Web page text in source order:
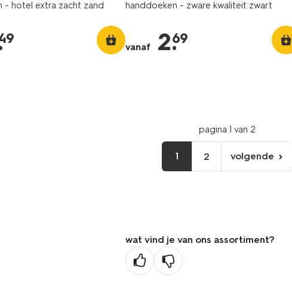
- hotel extra zacht zand handdoeken - zware kwaliteit zwart
vanaf 2.
69
pagina 1 van 2
1 2
volgende
pagina
volgende
wat vind je van ons assortiment?